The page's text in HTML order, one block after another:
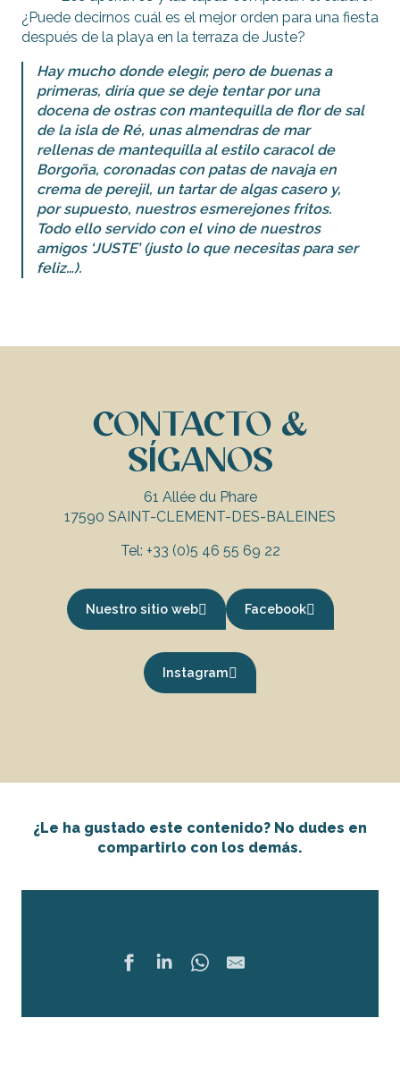
¿Puede decirnos cuál es el mejor orden para una fiesta
después de la playa en la terraza de Juste?
Hay mucho donde elegir, pero de buenas a
primeras, diría que se deje tentar por una
docena de ostras con mantequilla de flor de sal
de la isla de Ré, unas almendras de mar
rellenas de mantequilla al estilo caracol de
Borgoña, coronadas con patas de navaja en
crema de perejil, un tartar de algas casero y,
por supuesto, nuestros esmerejones fritos.
Todo ello servido con el vino de nuestros
amigos ‘JUSTE’ (justo lo que necesitas para ser
feliz…).
CONTACTO &
SÍGANOS
61 Allée du Phare
17590 SAINT-CLEMENT-DES-BALEINES
Tel: +33 (0)5 46 55 69 22
Nuestro sitio web Facebook
Instagram
¿Le ha gustado este contenido? No dudes en
compartirlo con los demás.